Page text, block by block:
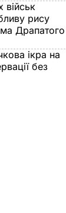
військ
рису
Драпатого
ікра на
без